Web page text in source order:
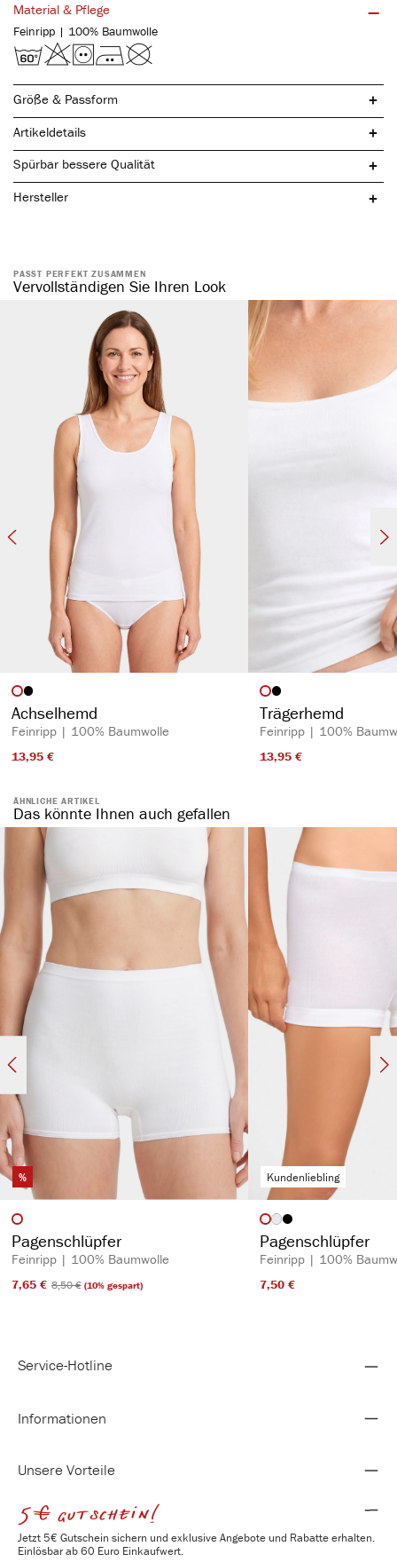
Material & Pflege
Feinripp | 100% Baumwolle
Größe & Passform
Artikeldetails
spürbar hochwertig
atmungsaktiv & hautfreundlich
elastisch & formstabil
kochfest, strapazierfähig & langlebig
ohne störende Seitennaht
austauschbarer Tunnelbund
hochwertiger Beinabschluss
Spürbar bessere Qualität
Hersteller
PASST PERFEKT ZUSAMMEN
Vervollständigen Sie Ihren Look
Artikelfarbe
Achselhemd
Feinripp | 100% Baumwolle
13,95 €​
Artikelfarbe
Trägerhemd
Feinripp | 100%
13,95 €​
ÄHNLICHE ARTIKEL
Das könnte Ihnen auch gefallen
%
Artikelfarbe
Pagenschlüpfer
Feinripp | 100% Baumwolle
7,65 €​ 8,50 €​(10% gespart)
Kundenliebling
Artikelfarbe
(Diese Option ist zurzeit
Pagenschlüpfer
Feinripp | 100%
7,50 €​
Service-Hotline
Informationen
Unsere Vorteile
5€ gutschein!
Jetzt 5€ Gutschein sichern und exklusive Angebote und Rabatte erhalten.
Einlösbar ab 60 Euro Einkaufwert.